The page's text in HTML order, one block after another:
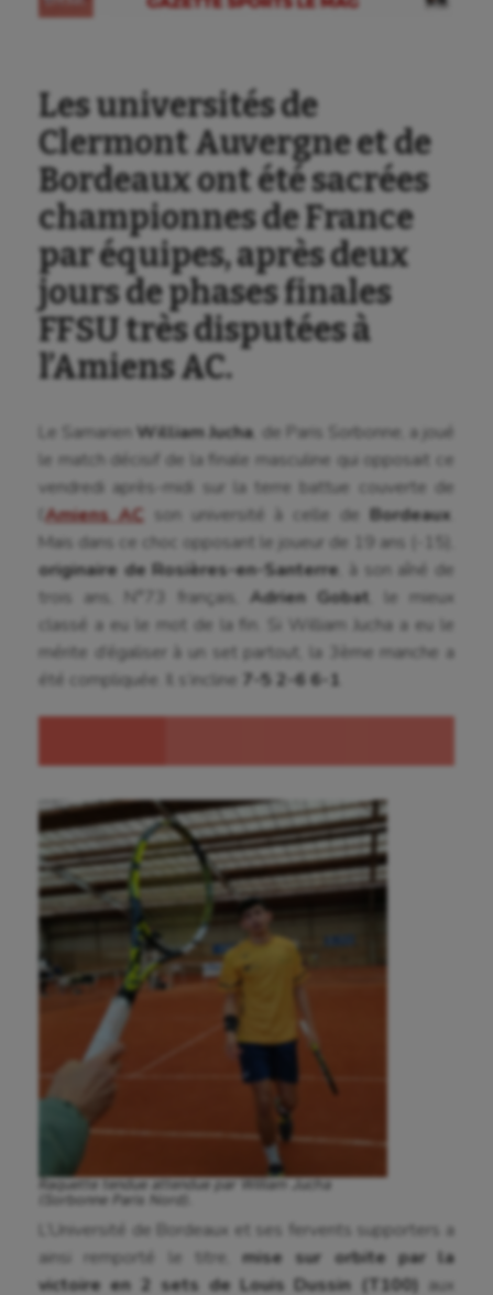
Les universités de
Clermont Auvergne et de
Bordeaux ont été sacrées
championnes de France
par équipes, après deux
jours de phases finales
FFSU très disputées à
l’Amiens AC.
Le Samarien William Jucha , de Paris Sorbonne, a joué
le match décisif de la finale masculine qui opposait ce
vendredi après-midi sur la terre battue couverte de
Amiens AC son université à celle deBordeaux
Mais dans ce choc opposant le joueur de 19 ans (-15),
originaire de Rosières-en-Santerre , à son aîné de
trois ans, N°73 français, Adrien Gobat , le mieux
classé a eu le mot de la fin. Si William Jucha a eu le
mérite d’égaliser à un set partout, la 3ème manche a
été compliquée. Il s’incline 7-5 2-6 6-1
Raquette tendue attendue par William Jucha
(Sorbonne Paris Nord).
L’Université de Bordeaux et ses fervents supporters a
ainsi remporté le titre, mise sur orbite par la
victoire en 2 sets de Louis Dussin (T100) aux